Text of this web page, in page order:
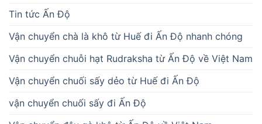
Tin tức Ấn Độ
Vận chuyển chà là khô từ Huế đi Ấn Độ nhanh chóng
Vận chuyển chuỗi hạt Rudraksha từ Ấn Độ về Việt Nam
Vận chuyển chuối sấy dẻo từ Huế đi Ấn Độ
vận chuyển chuối sấy đi Ấn Độ